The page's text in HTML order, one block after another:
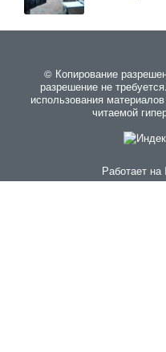
© Копирование
разрешение не
использования
читаемой
Работает на